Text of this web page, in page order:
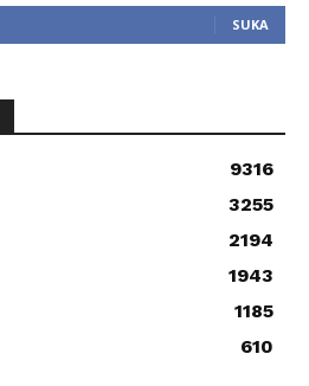
SUKA
9316
3255
2194
1943
1185
610